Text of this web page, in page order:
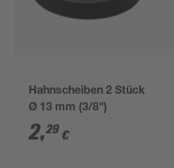
Hahnscheiben 2 Stück
Ø 13 mm (3/8")
2,29 €